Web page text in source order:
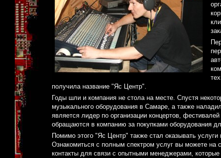
получила название "Яс Центр".
Годы шли и компания не стола на месте. Спустя
музыкального оборудования в Самаре, а также
является лидер по организации концертов,
обращаются в компанию за покупками оборудования
Помимо этого "Яс Центр" также стал оказывать
Ознакомиться с полным спектром услуг вы можете на
контакты для связи с опытными менеджерами,